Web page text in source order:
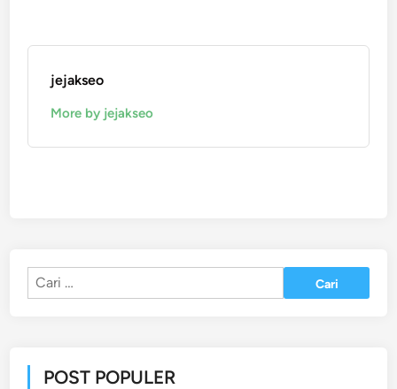
jejakseo
More by jejakseo
untuk:
POST POPULER